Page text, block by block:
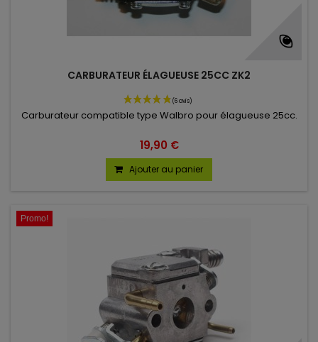
CARBURATEUR ÉLAGUEUSE 25CC ZK2
Carburateur compatible type Walbro pour élagueuse 25cc.
19,90 €
Ajouter au panier
Promo!